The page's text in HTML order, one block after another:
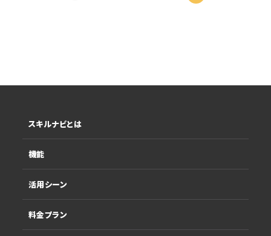
スキルナビとは
機能
活用シーン
料金プラン